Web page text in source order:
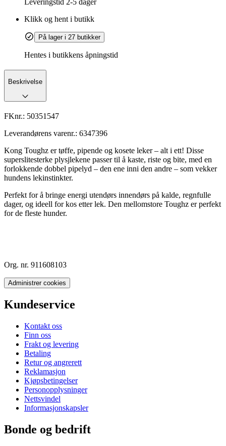
Leveringstid 2-5 dager
Klikk og hent i butikk
På lager i 27 butikker
Hentes i butikkens åpningstid
Beskrivelse
FKnr.: 50351547
Leverandørens varenr.: 6347396
Kong Toughz er tøffe, pipende og kosete leker – alt i ett! Disse
superslitesterke plysjlekene passer til å kaste, riste og bite, med en
forlokkende dobbel pipelyd – den ene inni den andre – som vekker
hundens lekinstinkter.
Perfekt for å bringe energi utendørs innendørs på kalde, regnfulle
dager, og ideell for kos etter lek. Den mellomstore Toughz er perfekt
for de fleste hunder.
Org. nr. 911608103
Administrer cookies
Kundeservice
Kontakt oss
Finn oss
Frakt og levering
Betaling
Retur og angrerett
Reklamasjon
Kjøpsbetingelser
Personopplysninger
Nettsvindel
Informasjonskapsler
Bonde og bedrift